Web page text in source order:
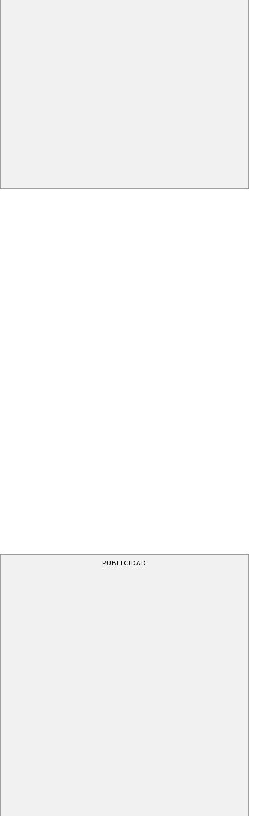
PUBLICIDAD